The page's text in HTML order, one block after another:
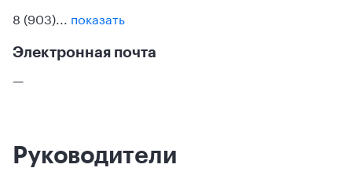
8 (903)... показать
Электронная почта
—
Руководители